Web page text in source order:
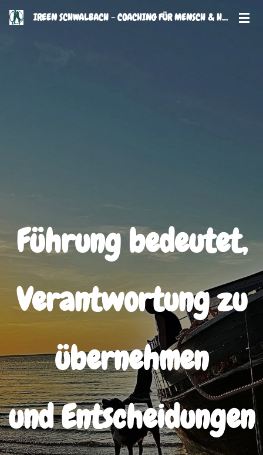
Zum
IREEN SCHWALBACH - COACHING FÜR MENSCH & HUND
Führung bedeutet,
Verantwortung zu
übernehmen
und Entscheidungen